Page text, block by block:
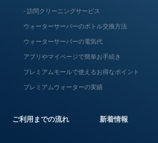
訪問クリーニングサービス
ウォーターサーバーのボトル交換方法
ウォーターサーバーの電気代
アプリやマイページで簡単お手続き
プレミアムモールで使えるお得なポイント
プレミアムウォーターの実績
ご利用までの流れ 新着情報